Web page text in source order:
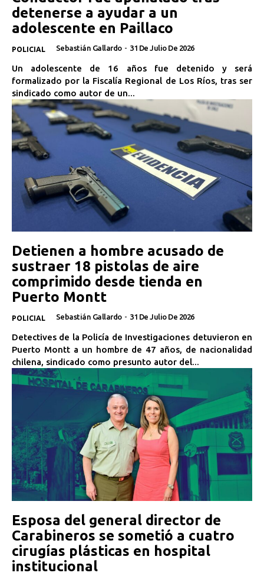
detenerse a ayudar a un
adolescente en Paillaco
POLICIAL Sebastián Gallardo - 31 De Julio De 2026
Un adolescente de 16 años fue detenido y será
formalizado por la Fiscalía Regional de Los Ríos, tras ser
sindicado como autor de un...
Detienen a hombre acusado de
sustraer 18 pistolas de aire
comprimido desde tienda en
Puerto Montt
POLICIAL Sebastián Gallardo - 31 De Julio De 2026
Detectives de la Policía de Investigaciones detuvieron en
Puerto Montt a un hombre de 47 años, de nacionalidad
chilena, sindicado como presunto autor del...
Esposa del general director de
Carabineros se sometió a cuatro
cirugías plásticas en hospital
institucional